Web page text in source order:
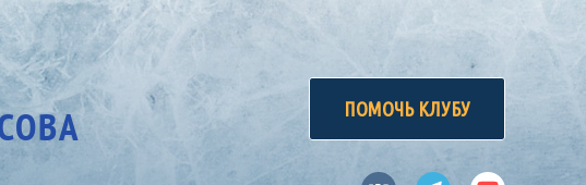
ПОМОЧЬ КЛУБУ